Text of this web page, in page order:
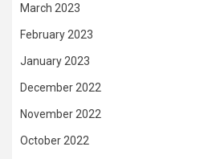
March 2023
February 2023
January 2023
December 2022
November 2022
October 2022